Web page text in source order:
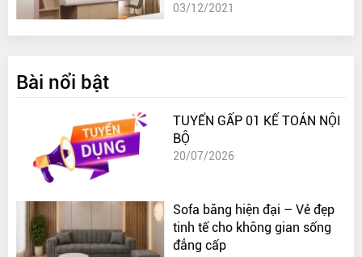
03/12/2021
Bài nổi bật
TUYỂN GẤP 01 KẾ TOÁN NỘI
BỘ
20/07/2026
Sofa băng hiện đại – Vẻ đẹp
tinh tế cho không gian sống
đẳng cấp